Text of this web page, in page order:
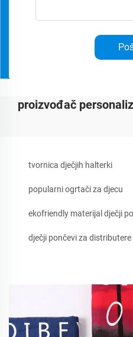
proizvođač
tvornica dječjih halterki
popularni ogrtači za djecu
ekofriendly materijal dječji
dječji pončevi za distributere